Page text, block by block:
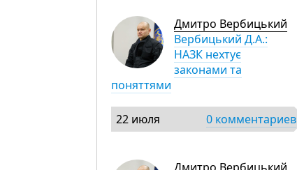
Дмитро Вербицький
Вербицький Д.А.:
НАЗК нехтує
законами та
поняттями
22 июля 0 комментариев